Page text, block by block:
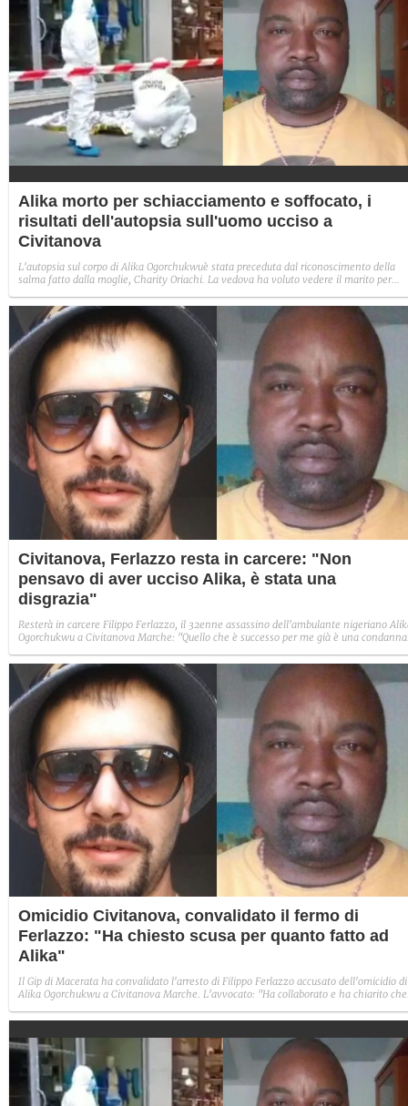
Alika morto per schiacciamento e soffocato, i
risultati dell'autopsia sull'uomo ucciso a
Civitanova
L'autopsia sul corpo di Alika Ogorchukwuè stata preceduta dal riconoscimento della
salma fatto dalla moglie, Charity Oriachi. La vedova ha voluto vedere il marito per
Civitanova, Ferlazzo resta in carcere: "Non
pensavo di aver ucciso Alika, è stata una
disgrazia"
Resterà in carcere Filippo Ferlazzo, il 32enne assassino dell'ambulante nigeriano
Ogorchukwu a Civitanova Marche: "Quello che è successo per me già è una
Omicidio Civitanova, convalidato il fermo di
Ferlazzo: "Ha chiesto scusa per quanto fatto ad
Alika"
Il Gip di Macerata ha convalidato l'arresto di Filippo Ferlazzo accusato dell'omicidio di
Alika Ogorchukwu a Civitanova Marche. L'avvocato: "Ha collaborato e ha chiarito che